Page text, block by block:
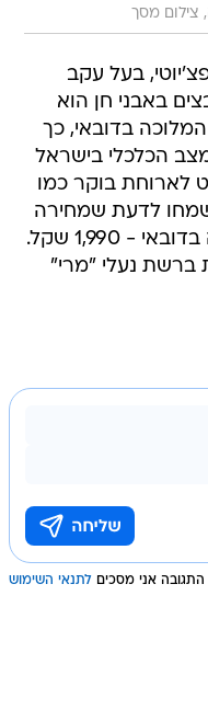
צילום מסך
בעל עקב
באבני חן הוא
בדובאי, כך
הכלכלי בישראל
לארוחת בוקר כמו
לדעת שמחירה
של הנעל בישראל זהה למחירה בדובאי - 1,990 שקל.
ברשת נעלי "מרי"
אני מסכים לתנאי השימוש